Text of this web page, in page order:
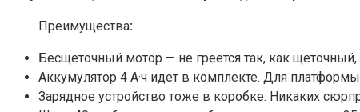
Преимущества:
Бесщеточный мотор — не греется так, как
Аккумулятор 4 А·ч идет в комплекте. Для
Зарядное устройство тоже в коробке. Никаких